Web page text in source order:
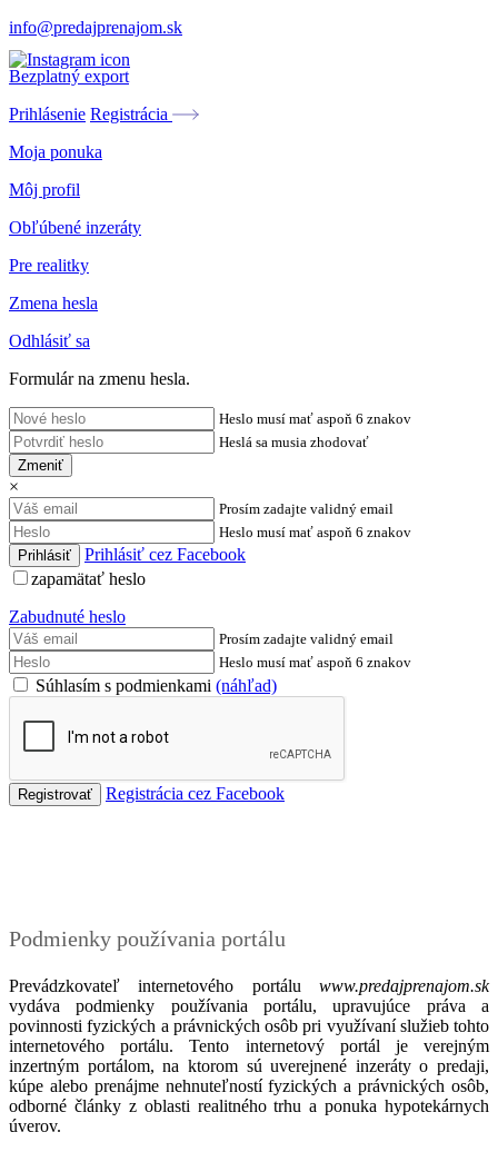
info@predajprenajom.sk
Bezplatný export
Prihlásenie Registrácia
Moja ponuka
Môj profil
Obľúbené inzeráty
Pre realitky
Zmena hesla
Odhlásiť sa
Formulár na zmenu hesla.
Heslo musí mať aspoň 6 znakov
Heslá sa musia zhodovať
Zmeniť
×
Prosím zadajte validný email
Heslo musí mať aspoň 6 znakov
Prihlásiť cez Facebook
zapamätať heslo
Zabudnuté heslo
Prosím zadajte validný email
Heslo musí mať aspoň 6 znakov
Súhlasím s podmienkami (náhľad)
Registrácia cez Facebook
Podmienky používania portálu
Prevádzkovateľ internetového portálu www.predajprenajom.sk
vydáva podmienky používania portálu, upravujúce práva a
povinnosti fyzických a právnických osôb pri využívaní služieb tohto
internetového portálu. Tento internetový portál je verejným
inzertným portálom, na ktorom sú uverejnené inzeráty o predaji,
kúpe alebo prenájme nehnuteľností fyzických a právnických osôb,
odborné články z oblasti realitného trhu a ponuka hypotekárnych
úverov.